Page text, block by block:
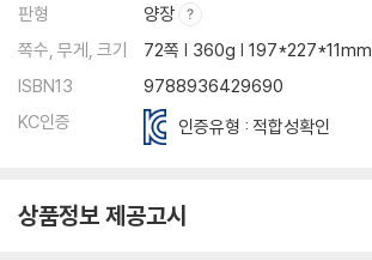
판형
양장
쪽수, 무게, 크기
72쪽 | 360g | 197*227*11mm
ISBN13
9788936429690
KC인증
인증유형 : 적합성확인
상품정보 제공고시